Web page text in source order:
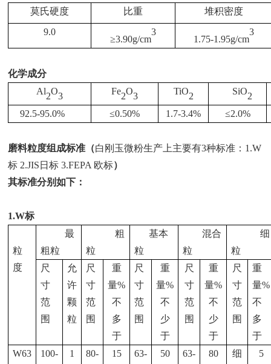
莫氏硬度
比重
堆积密度
9.0
≥3.90g/cm
3
1.75-1.95g/cm
3
化学成分
Al2O3 Fe2O3 TiO2 SiO2
92.5-95.0%
≤0.50% 1.7-3.4% ≤2.0%
磨料粒度组成标准（白刚玉微粉生产上主要有3种标准：1.W
标 2.JIS日标 3.FEPA 欧标）
其标准分别如下：
1.W标
粒
度
最
粗粒
粗
粒
基本
粒
混合
粒
细
粒
尺
寸
范
围
允
许
颗
粒
尺
寸
范
围
重
量%
不
多
于
尺
寸
范
围
重
量%
不
少
于
尺
寸
范
围
重
量%
不
少
于
尺
寸
范
围
重
量%
不
多
于
W63
100-
1
80-
15
63-
50
63-
80
细
5